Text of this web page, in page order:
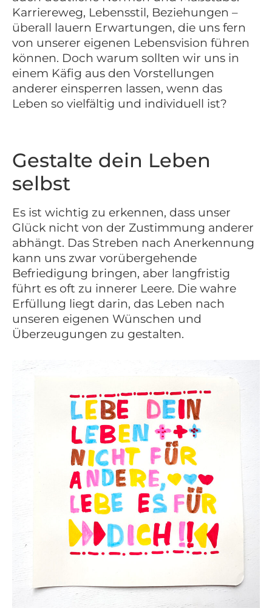
Karriereweg, Lebensstil, Beziehungen –
überall lauern Erwartungen, die uns fern
von unserer eigenen Lebensvision führen
können. Doch warum sollten wir uns in
einem Käfig aus den Vorstellungen
anderer einsperren lassen, wenn das
Leben so vielfältig und individuell ist?
Gestalte dein Leben
selbst
Es ist wichtig zu erkennen, dass unser
Glück nicht von der Zustimmung anderer
abhängt. Das Streben nach Anerkennung
kann uns zwar vorübergehende
Befriedigung bringen, aber langfristig
führt es oft zu innerer Leere. Die wahre
Erfüllung liegt darin, das Leben nach
unseren eigenen Wünschen und
Überzeugungen zu gestalten.